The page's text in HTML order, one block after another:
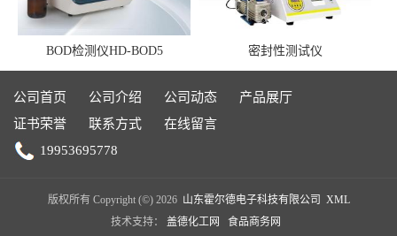
BOD检测仪HD-BOD5 密封性测试仪
公司首页 公司介绍 公司动态
产品展厅
证书荣誉
联系方式
在线留言
19953695778
版权所有 Copyright (©) 2026 山东霍尔德电子科技有限公司
XML
技术支持： 盖德化工网 食品商务网